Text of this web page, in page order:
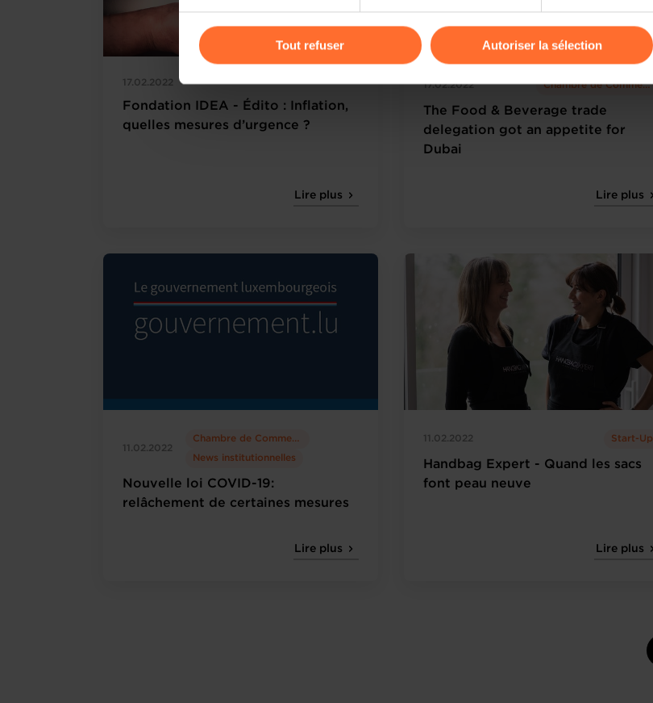
gauche de chaque page.
personnelles, vous pouvez consulter notre
Tout refuser Autoriser la sélection
17.02.2022
Fondation IDEA - Édito : Inflation,
quelles mesures d’urgence ?
Lire plus
17.02.2022 Chambre de Commerce
The Food & Beverage trade
delegation got an appetite for
Dubai
Lire plus
11.02.2022
Chambre de Commerce
News institutionnelles
Nouvelle loi COVID-19:
relâchement de certaines mesures
Lire plus
11.02.2022 Start-Up
Handbag Expert - Quand les sacs
font peau neuve
Lire plus